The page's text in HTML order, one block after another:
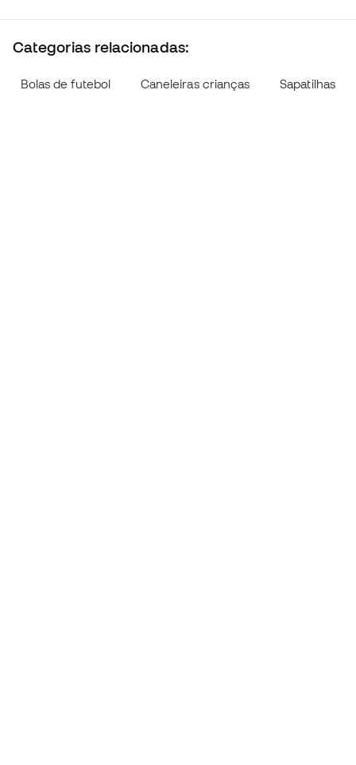
Categorias relacionadas:
Bolas de futebol Caneleiras crianças Sapatilhas